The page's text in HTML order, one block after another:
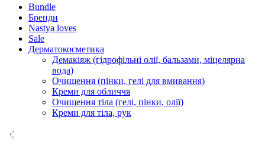
Bundle
Бренди
Nastya loves
Sale
Дерматокосметика
Демакіяж (гідрофільні олії, бальзами, міцелярна
вода)
Очищення (пінки, гелі для вмивання)
Креми для обличчя
Очищення тіла (гелі, пінки, олії)
Креми для тіла, рук